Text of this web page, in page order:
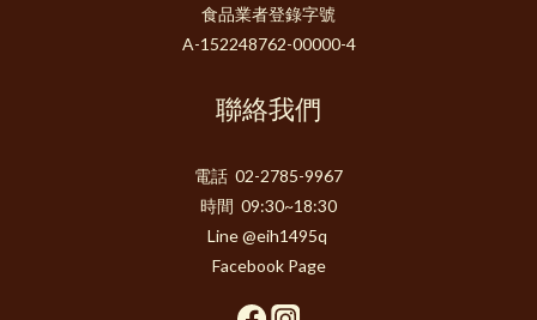
食品業者登錄字號
A-152248762-00000-4
聯絡我們
電話 02-2785-9967
時間 09:30~18:30
Line @eih1495q
Facebook Page